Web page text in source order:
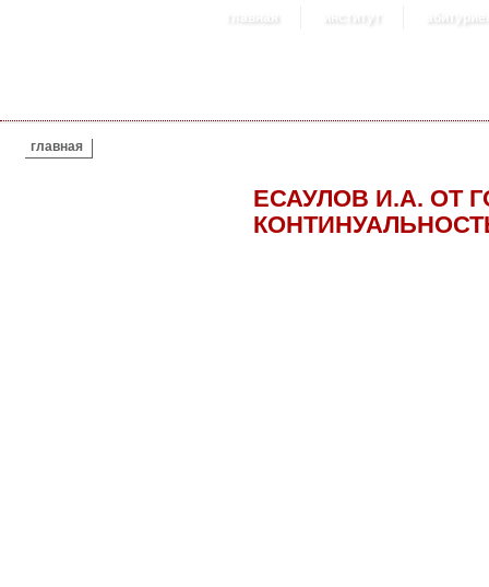
главная институт
ВЫ ЗДЕСЬ
главная
ЕСАУЛОВ И.А. ОТ